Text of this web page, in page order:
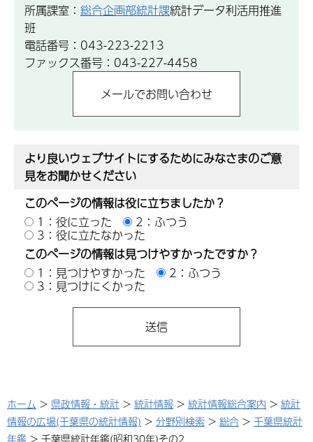
所属課室： 総合企画部統計課統計データ利活用推進
班
電話番号：043-223-2213
ファックス番号：043-227-4458
より良いウェブサイトにするためにみなさまのご意
見をお聞かせください
このページの情報は役に立ちましたか？
1：役に立った
2：ふつう
3：役に立たなかった
このページの情報は見つけやすかったですか？
1：見つけやすかった
2：ふつう
3：見つけにくかった
ホーム > 県政情報・統計 > 統計情報 > 統計情報総合案内 > 統計
情報の広場(千葉県の統計情報) > 分野別検索 > 総合 > 千葉県統計
年鑑 > 千葉県統計年鑑(昭和30年)その2